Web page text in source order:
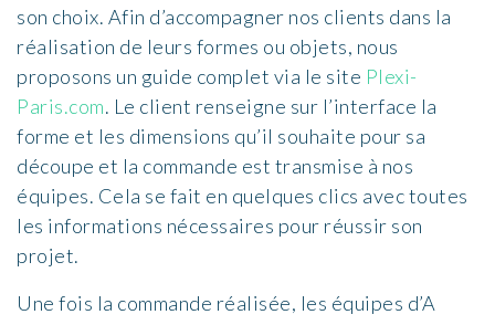
son choix. Afin d’accompagner nos clients dans la
réalisation de leurs formes ou objets, nous
proposons un guide complet via le site Plexi-
Paris.com. Le client renseigne sur l’interface la
forme et les dimensions qu’il souhaite pour sa
découpe et la commande est transmise à nos
équipes. Cela se fait en quelques clics avec toutes
les informations nécessaires pour réussir son
projet.
Une fois la commande réalisée, les équipes d’A